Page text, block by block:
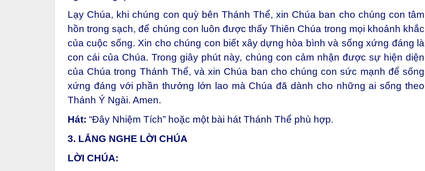
Lạy Chúa, khi chúng con quỳ bên Thánh Thể, xin Chúa ban cho chúng con tâm
hồn trong sạch, để chúng con luôn được thấy Thiên Chúa trong mọi khoảnh khắc
của cuộc sống. Xin cho chúng con biết xây dựng hòa bình và sống xứng đáng là
con cái của Chúa. Trong giây phút này, chúng con cảm nhận được sự hiện diện
của Chúa trong Thánh Thể, và xin Chúa ban cho chúng con sức mạnh để sống
xứng đáng với phần thưởng lớn lao mà Chúa đã dành cho những ai sống theo
Thánh Ý Ngài. Amen.
Hát: “Đây Nhiệm Tích” hoặc một bài hát Thánh Thể phù hợp.
3. LẮNG NGHE LỜI CHÚA
LỜI CHÚA: